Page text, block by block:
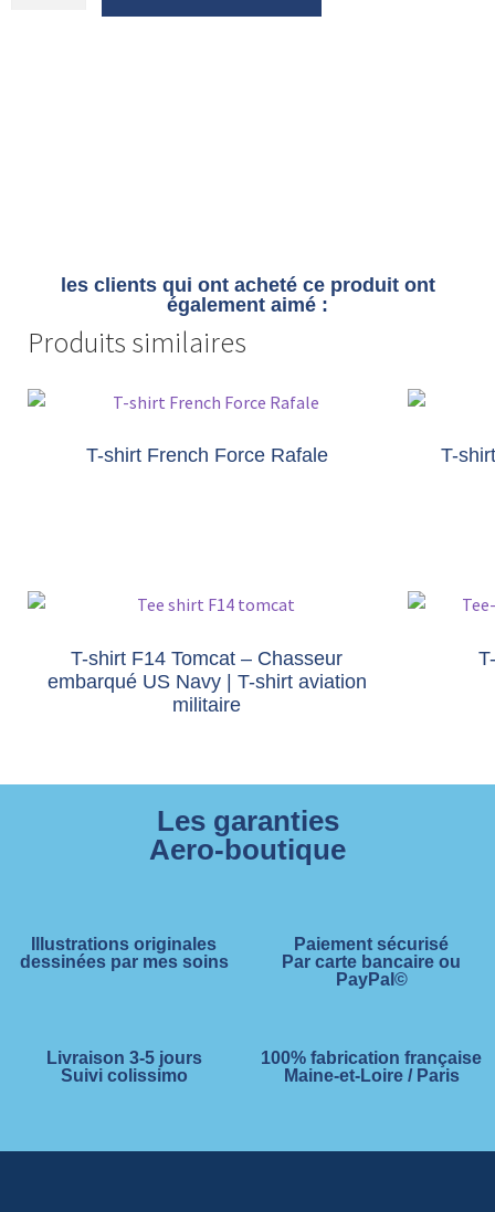
les clients qui ont acheté ce produit ont
également aimé :
Produits similaires
T-shirt French Force Rafale T-
T-shirt F14 Tomcat – Chasseur
embarqué US Navy | T-shirt aviation
militaire
Les garanties
Aero-boutique
Illustrations originales
dessinées par mes soins
Paiement sécurisé
Par carte bancaire ou
PayPal©
Livraison 3-5 jours
Suivi colissimo
100% fabrication française
Maine-et-Loire / Paris